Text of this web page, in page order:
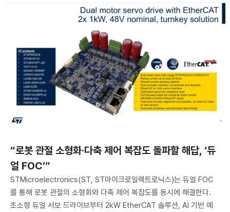
“로봇 관절 소형화·다축 제어 복잡도 돌파할 해답, ‘듀
얼 FOC’”
STMicroelectronics(ST, ST마이크로일렉트로닉스)는 듀얼 FOC
를 통해 로봇 관절의 소형화와 다축 제어 복잡도를 동시에 해결한다.
초소형 듀얼 서보 드라이브부터 2kW EtherCAT 솔루션, AI 기반 예